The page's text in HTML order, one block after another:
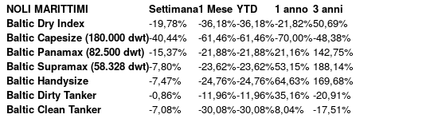
NOLI MARITTIMI Settimana1 Mese YTD 1 anno 3 anni
Baltic Dry Index
-19,78% -36,18%-36,18%-21,82%50,69%
Baltic Capesize (180.000 dwt)-40,44% -61,46%-61,46%-70,00%-48,38%
Baltic Panamax (82.500 dwt) -15,37% -21,88%-21,88%21,16% 142,75%
Baltic Supramax (58.328 dwt)-7,80% -23,62%-23,62%53,15% 188,14%
Baltic Handysize
-7,47% -24,76%-24,76%64,63% 169,68%
Baltic Dirty Tanker
-0,86% -11,96%-11,96%35,16% -20,91%
Baltic Clean Tanker
-7,08% -30,08%-30,08%8,04% -17,51%